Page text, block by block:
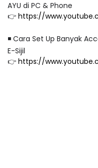
AYU di PC & Phone
👉 https://
◾️ Cara Set Up Banyak
E-Sijil
👉 https://